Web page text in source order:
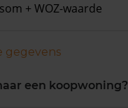
+ WOZ-waarde
gegevens
een koopwoning?